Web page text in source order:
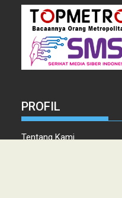
PROFIL
Tentang Kami